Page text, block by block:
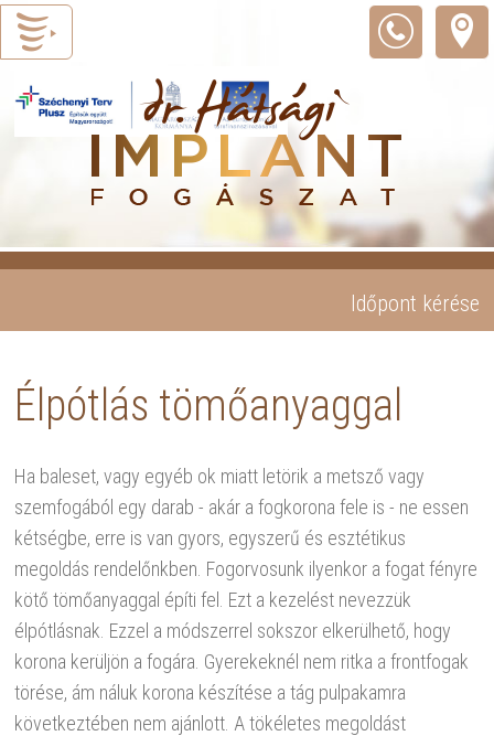
Időpont kérése
Élpótlás tömőanyaggal
Ha baleset, vagy egyéb ok miatt letörik a metsző vagy
szemfogából egy darab - akár a fogkorona fele is - ne essen
kétségbe, erre is van gyors, egyszerű és esztétikus
megoldás rendelőnkben. Fogorvosunk ilyenkor a fogat fényre
kötő tömőanyaggal építi fel. Ezt a kezelést nevezzük
élpótlásnak. Ezzel a módszerrel sokszor elkerülhető, hogy
korona kerüljön a fogára. Gyerekeknél nem ritka a frontfogak
törése, ám náluk korona készítése a tág pulpakamra
következtében nem ajánlott. A tökéletes megoldást